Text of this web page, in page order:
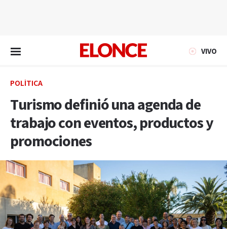
VIVO
POLÍTICA
Turismo definió una agenda de
trabajo con eventos, productos y
promociones